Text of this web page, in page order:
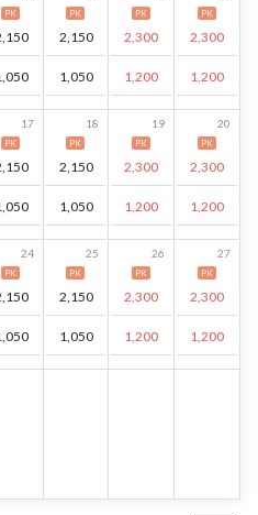
PK PK
2,150
1,050
PK
2,300
1,200
PK
2,300
1,200
17
PK
18
PK
2,150
1,050
19
PK
2,300
1,200
20
PK
2,300
1,200
24
PK
25
PK
2,150
1,050
26
PK
2,300
1,200
27
PK
2,300
1,200